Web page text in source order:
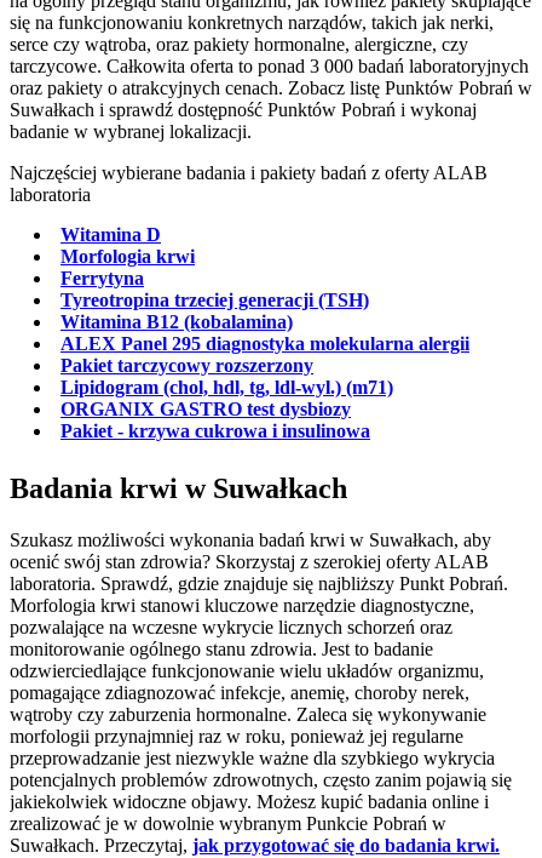
się na funkcjonowaniu konkretnych narządów, takich jak nerki,
serce czy wątroba, oraz pakiety hormonalne, alergiczne, czy
tarczycowe. Całkowita oferta to ponad 3 000 badań laboratoryjnych
oraz pakiety o atrakcyjnych cenach. Zobacz listę Punktów Pobrań w
Suwałkach i sprawdź dostępność Punktów Pobrań i wykonaj
badanie w wybranej lokalizacji.
Najczęściej wybierane badania i pakiety badań z oferty ALAB
laboratoria
Witamina D
Morfologia krwi
Ferrytyna
Tyreotropina trzeciej generacji (TSH)
Witamina B12 (kobalamina)
ALEX Panel 295 diagnostyka molekularna alergii
Pakiet tarczycowy rozszerzony
Lipidogram (chol, hdl, tg, ldl-wyl.) (m71)
ORGANIX GASTRO test dysbiozy
Pakiet - krzywa cukrowa i insulinowa
Badania krwi w Suwałkach
Szukasz możliwości wykonania badań krwi w Suwałkach, aby
ocenić swój stan zdrowia? Skorzystaj z szerokiej oferty ALAB
laboratoria. Sprawdź, gdzie znajduje się najbliższy Punkt Pobrań.
Morfologia krwi stanowi kluczowe narzędzie diagnostyczne,
pozwalające na wczesne wykrycie licznych schorzeń oraz
monitorowanie ogólnego stanu zdrowia. Jest to badanie
odzwierciedlające funkcjonowanie wielu układów organizmu,
pomagające zdiagnozować infekcje, anemię, choroby nerek,
wątroby czy zaburzenia hormonalne. Zaleca się wykonywanie
morfologii przynajmniej raz w roku, ponieważ jej regularne
przeprowadzanie jest niezwykle ważne dla szybkiego wykrycia
potencjalnych problemów zdrowotnych, często zanim pojawią się
jakiekolwiek widoczne objawy. Możesz kupić badania online i
zrealizować je w dowolnie wybranym Punkcie Pobrań w
Suwałkach. Przeczytaj, jak przygotować się do badania krwi.